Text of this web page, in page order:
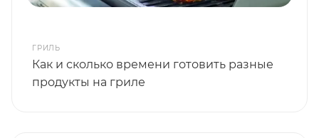
ГРИЛЬ
Как и сколько времени готовить разные
продукты на гриле